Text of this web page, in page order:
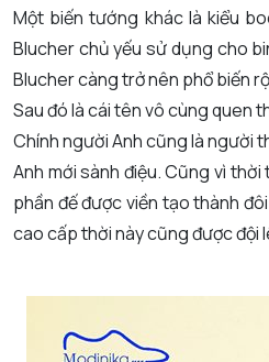
Một biến tướng khác là kiểu
Blucher chủ yếu sử dụng cho
Blucher càng trở nên phổ biến
Sau đó là cái tên vô cùng quen
Chính người Anh cũng là người
Anh mới sành điệu. Cũng vì
phần đế được viền tạo thành
cao cấp thời này cũng được đội